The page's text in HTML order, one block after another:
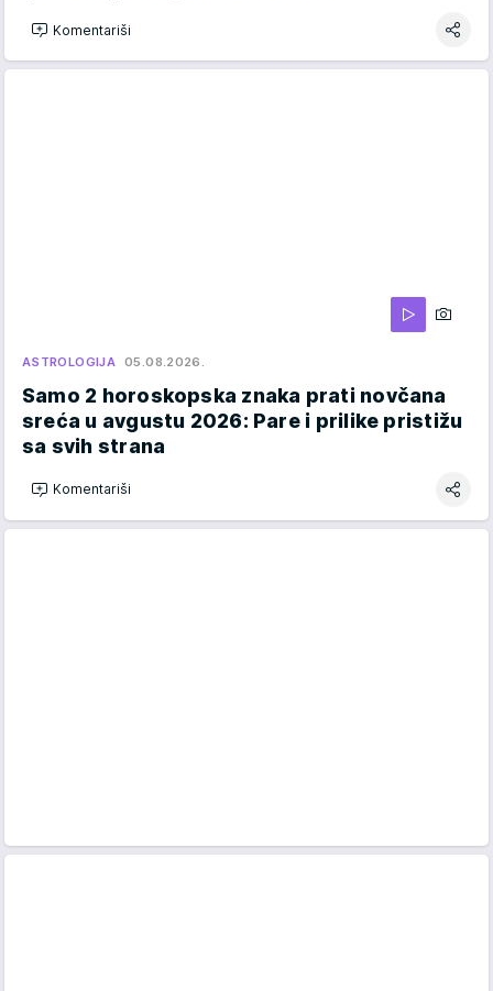
Komentariši
ASTROLOGIJA 05.08.2026.
Samo 2 horoskopska znaka prati novčana
sreća u avgustu 2026: Pare i prilike pristižu
sa svih strana
Komentariši